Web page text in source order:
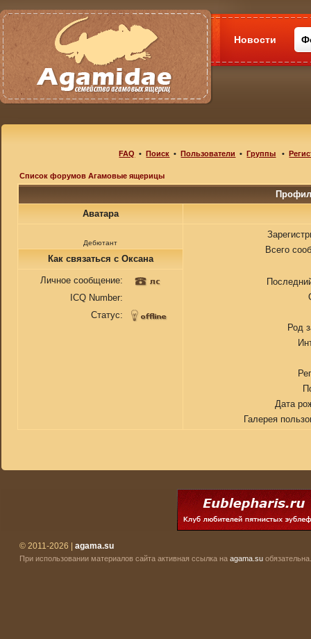
Новости
FAQ •Поиск •Пользователи •Группы •
Список форумов Агамовые ящерицы
Аватара
Дебютант
Всего
Род
Дата
Галерея
Как связаться с Оксана
Личное сообщение:
ICQ Number:
Статус:
© 2011-2026 | agama.su
При использовании материалов сайта активная ссылка на agama.su обязательна.